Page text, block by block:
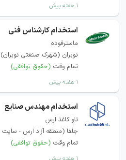
۱ هفته پیش
استخدام کارشناس فنی
ماسترفوده
نوبران (شهرک صنعتی نوبران)
تمام وقت (حقوق توافقی)
۱ هفته پیش
استخدام مهندس صنایع
تاو کاغذ ارس
جلفا (منطقه آزاد ارس -
تمام وقت (حقوق توافقی)